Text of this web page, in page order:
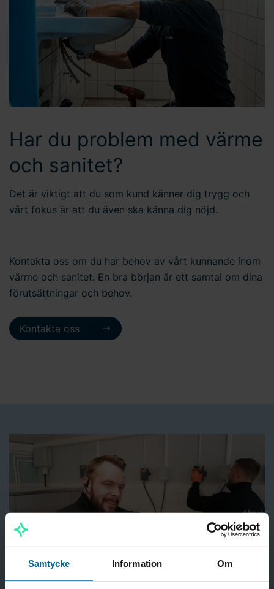
Samtycke Information Om
Har du problem med värme
och sanitet?
Det är viktigt att du som kund känner dig trygg och
vårt fokus är att du även ska känna dig nöjd.
Kontakta oss om du har behov av vårt kunnande inom
värme och sanitet. En bra början är ett samtal om dina
förutsättningar och behov.
Kontakta oss